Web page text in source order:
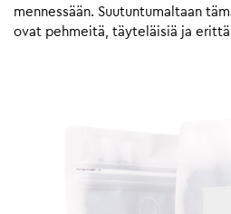
mennessään. Suutuntumaltaan
ovat pehmeitä, täyteläisiä ja